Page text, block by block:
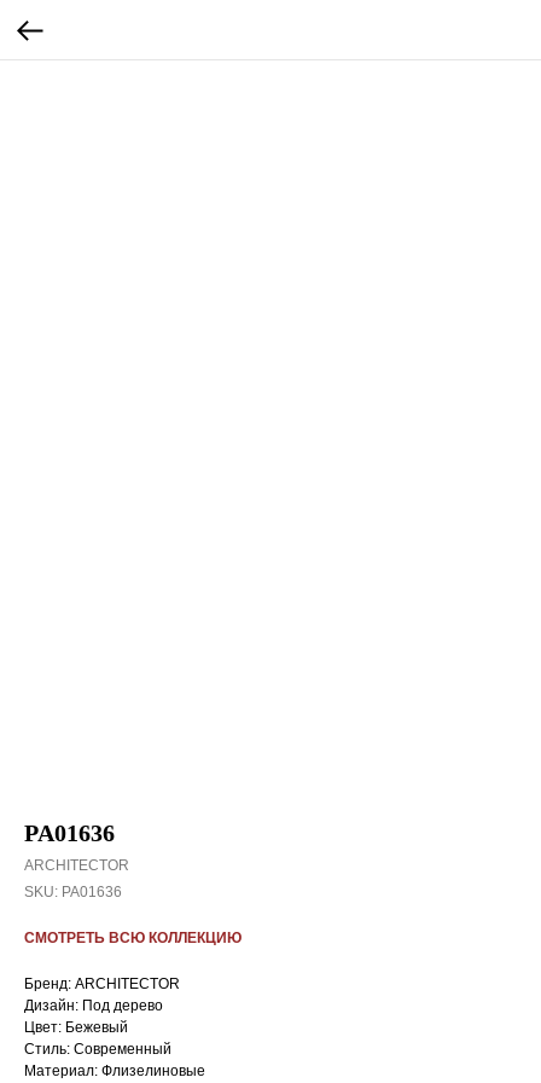
PA01636
ARCHITECTOR
SKU: PA01636
СМОТРЕТЬ ВСЮ КОЛЛЕКЦИЮ
Бренд: ARCHITECTOR
Дизайн: Под дерево
Цвет: Бежевый
Стиль: Cовременный
Материал: Флизелиновые